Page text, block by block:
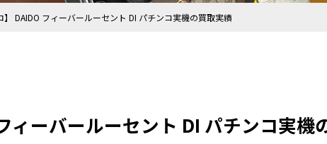
】 DAIDO フィーバールーセント DI パチンコ実機の買取実績
ィーバールーセント DI パチンコ実機